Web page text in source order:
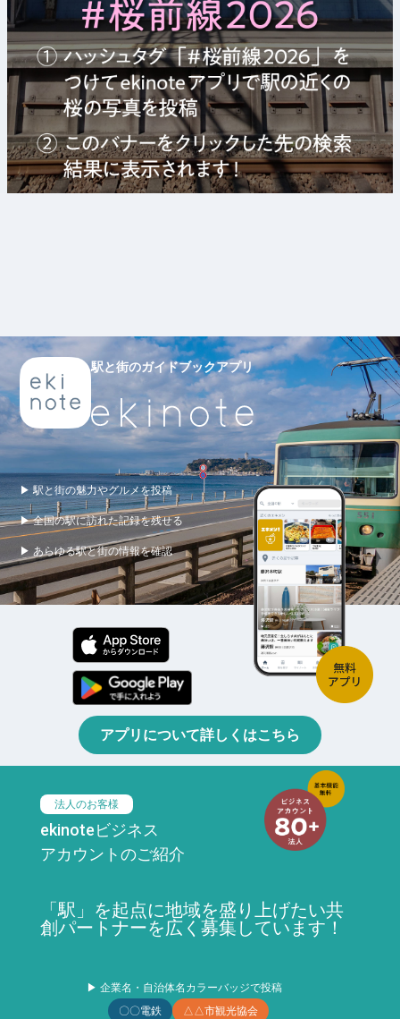
駅と街のガイドブックアプリ
▶ 駅と街の魅力やグルメを投稿
▶ 全国の駅に訪れた記録を残せる
▶ あらゆる駅と街の情報を確認
アプリについて詳しくはこちら
法人のお客様
ekinoteビジネス
アカウントのご紹介
「駅」を起点に地域を盛り上げたい共
創パートナーを広く募集しています！
▶ 企業名・自治体名カラーバッジで投稿
〇〇電鉄
△△市観光協会